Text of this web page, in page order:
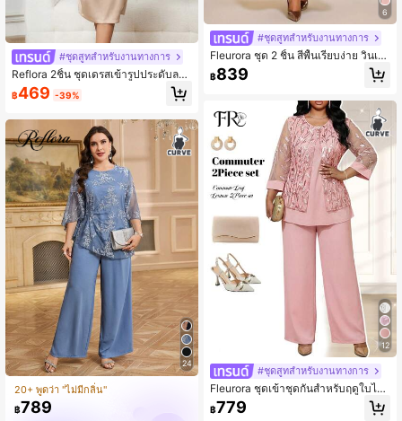
#ชุดสูทสำหรับงานทางการ
Reflora 2ชิ้น ชุดเดรสเข้ารูปประดับลาย
ดอกไม้สง่างามสำหรับผู้หญิงไซส์ใหญ่
฿469 -39%
24
20+ พูดว่า "ไม่มีกลิ่น"
฿789
6
#ชุดสูทสำหรับงานทางการ
Fleurora ชุด 2 ชิ้น สีพื้นเรียบง่าย วินเท
จ หรูหรา ขนาดใหญ่พิเศษ สำหรับฤดูร้อ
น
฿839
12
#ชุดสูทสำหรับงานทางการ
Fleurora ชุดเข้าชุดกันสำหรับฤดูใบไม้
ผลิและฤดูร้อน ชุดเดรสออกงานแต่งงาน
แบบสุภาพหรูหรา คอเสื้อกลมสีชมพูทอ
฿779